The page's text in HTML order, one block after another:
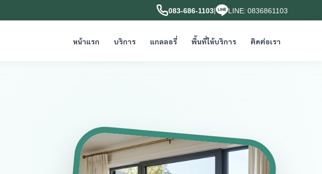
083-686-1103| LINE: 0836861103
หน้าแรก บริการ แกลลอรี่ พื้นที่ให้บริการ ติดต่อเรา